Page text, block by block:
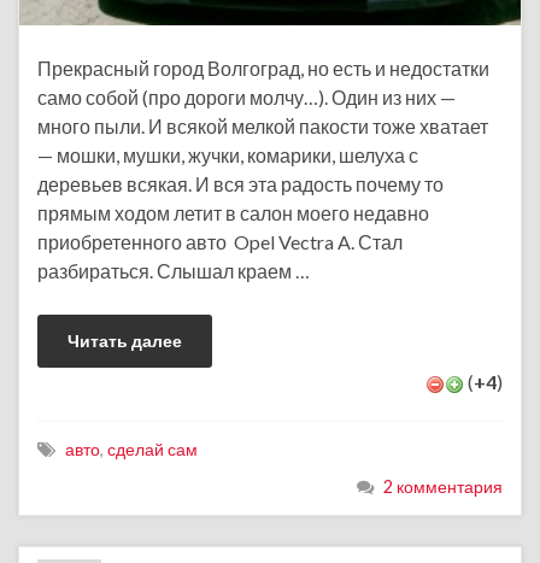
Прекрасный город Волгоград, но есть и недостатки
само собой (про дороги молчу…). Один из них —
много пыли. И всякой мелкой пакости тоже хватает
— мошки, мушки, жучки, комарики, шелуха с
деревьев всякая. И вся эта радость почему то
прямым ходом летит в салон моего недавно
приобретенного авто Opel Vectra A. Стал
разбираться. Слышал краем …
Читать далее
(+4)
авто, сделай сам
2 комментария